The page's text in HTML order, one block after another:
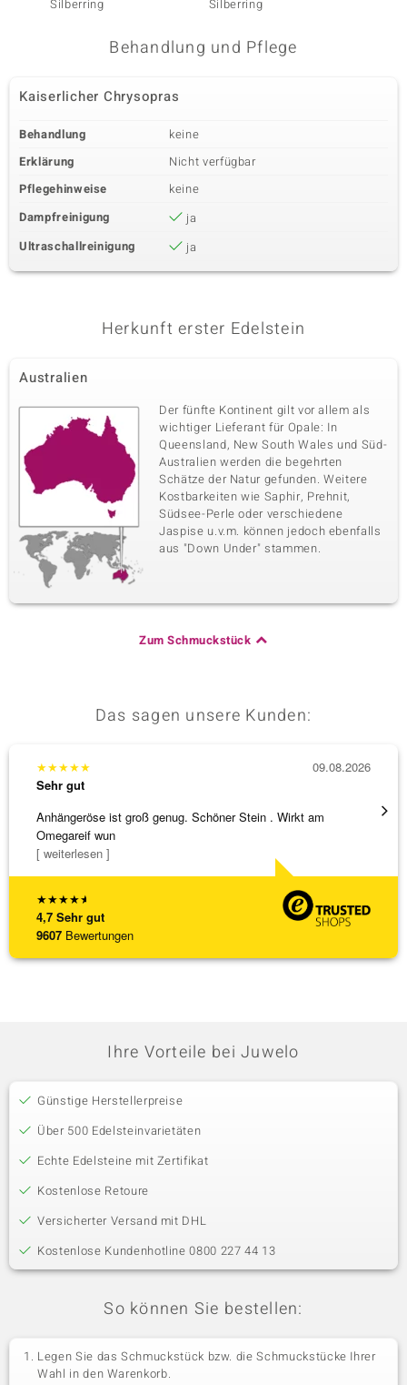
Silberring
Silberring
Behandlung und Pflege
Kaiserlicher Chrysopras
Behandlung
keine
Erklärung
Nicht verfügbar
Pflegehinweise
keine
Dampfreinigung
ja
Ultraschallreinigung
ja
Herkunft erster Edelstein
Australien
Der fünfte Kontinent gilt vor allem als
wichtiger Lieferant für Opale: In
Queensland, New South Wales und Süd-
Australien werden die begehrten
Schätze der Natur gefunden. Weitere
Kostbarkeiten wie Saphir, Prehnit,
Südsee-Perle oder verschiedene
Jaspise u.v.m. können jedoch ebenfalls
aus "Down Under" stammen.
Zum Schmuckstück
Das sagen unsere Kunden:
★★★★★
4,7 Sehr gut
9607 Bewertungen
★★★★★
Sehr gut
Anhängeröse ist groß genug. Schöner Stein . Wirkt am
Omegareif wun
[ weiterlesen ]
09.08.2026
3 x
Ihre Vorteile bei Juwelo
Günstige Herstellerpreise
Über 500 Edelsteinvarietäten
Echte Edelsteine mit Zertifikat
Kostenlose Retoure
Versicherter Versand mit DHL
Kostenlose Kundenhotline 0800 227 44 13
So können Sie bestellen:
Legen Sie das Schmuckstück bzw. die Schmuckstücke Ihrer
Wahl in den Warenkorb.